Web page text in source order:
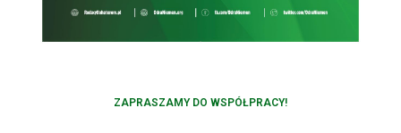
ZAPRASZAMY DO WSPÓŁPRACY!